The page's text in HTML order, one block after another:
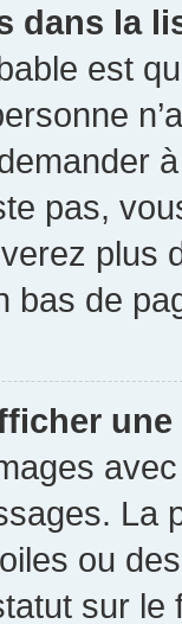
dans la
est
pas,
plus
bas de
La
ou
sur